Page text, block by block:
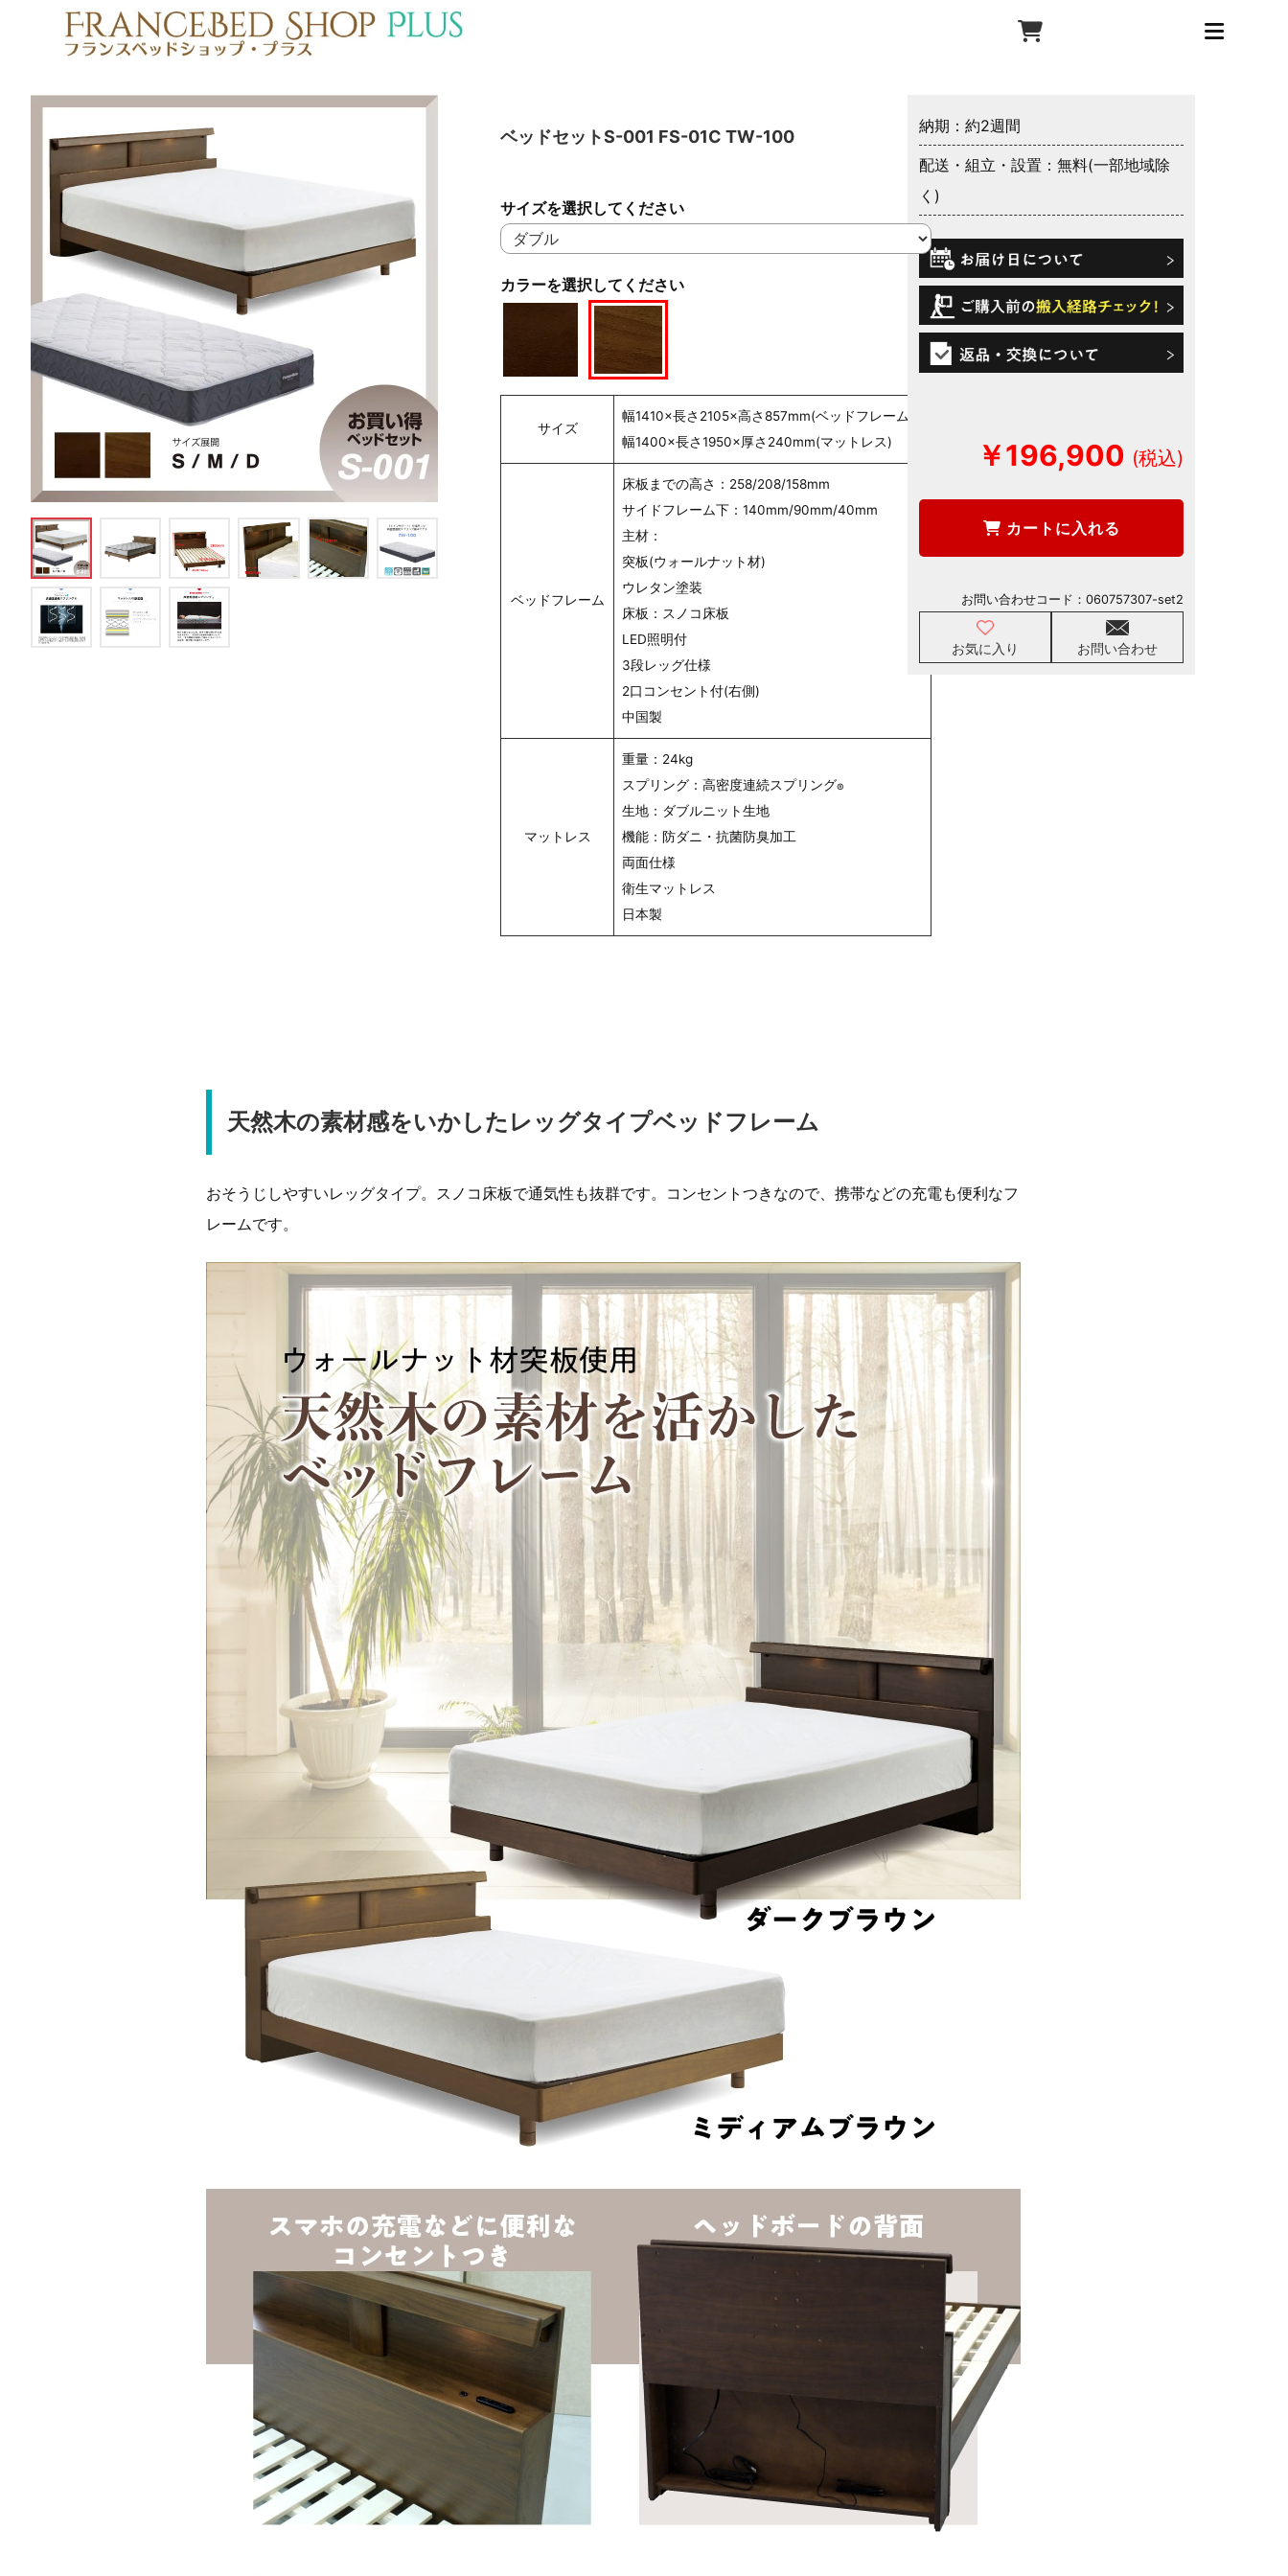
ベッドセットS-001 FS-01C TW-100
カラーを選択してください
サイズを選択してください
サイズ
幅1410×長さ2105×高さ857mm(ベッドフレーム)
幅1400×長さ1950×厚さ240mm(マットレス)
ベッドフレーム
床板までの高さ：258/208/158mm
サイドフレーム下：140mm/90mm/40mm
主材：
突板(ウォールナット材)
ウレタン塗装
床板：スノコ床板
LED照明付
3段レッグ仕様
2口コンセント付(右側)
中国製
マットレス
重量：24kg
スプリング：高密度連続スプリング®
生地：ダブルニット生地
機能：防ダニ・抗菌防臭加工
両面仕様
衛生マットレス
日本製
納期：約2週間
配送・組立・設置：無料(一部地域除
く)
￥196,900
カートに入れる
お気に入り お問い合わせ
お問い合わせコード： 060757307-set2
天然木の素材感をいかしたレッグタイプベッドフレーム
おそうじしやすいレッグタイプ。スノコ床板で通気性も抜群です。コンセントつきなので、携帯などの充電も便利なフ
レームです。